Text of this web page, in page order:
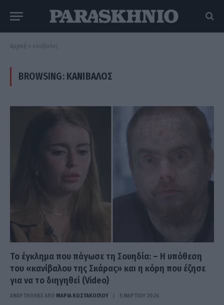
Αρχική » κανίβαλος
BROWSING: ΚΑΝΊΒΑΛΟΣ
Το έγκλημα που πάγωσε τη Σουηδία: – Η υπόθεση
του «κανίβαλου της Σκάρας» και η κόρη που έζησε
για να το διηγηθεί (Video)
ΑΝΑΡΤΗΘΗΚΕ ΑΠΟ ΜΑΡΊΑ ΚΩΣΤΆΚΟΓΛΟΥ 5 ΜΑΡΤΊΟΥ 2026